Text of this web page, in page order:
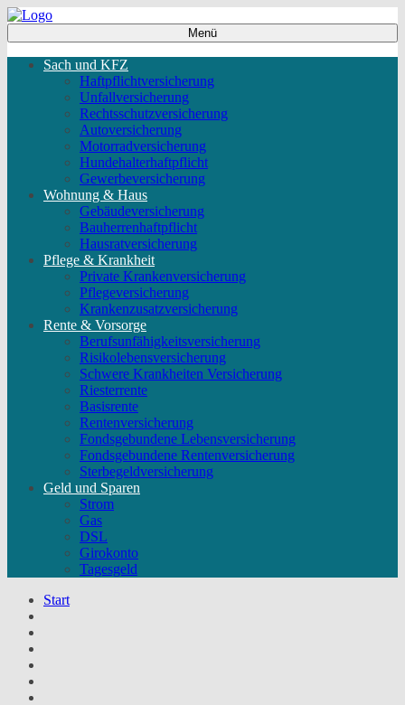
Menü
Sach und KFZ
Haftpflichtversicherung
Unfallversicherung
Rechtsschutzversicherung
Autoversicherung
Motorradversicherung
Hundehalterhaftpflicht
Gewerbeversicherung
Wohnung & Haus
Gebäudeversicherung
Bauherrenhaftpflicht
Hausratversicherung
Pflege & Krankheit
Private Krankenversicherung
Pflegeversicherung
Krankenzusatzversicherung
Rente & Vorsorge
Berufs­unfähigkeitsversicherung
Risikolebensversicherung
Schwere Krankheiten Versicherung
Riesterrente
Basisrente
Rentenversicherung
Fondsgebundene Lebensversicherung
Fondsgebundene Rentenversicherung
Sterbegeldversicherung
Geld und Sparen
Strom
Gas
DSL
Girokonto
Tagesgeld
Start